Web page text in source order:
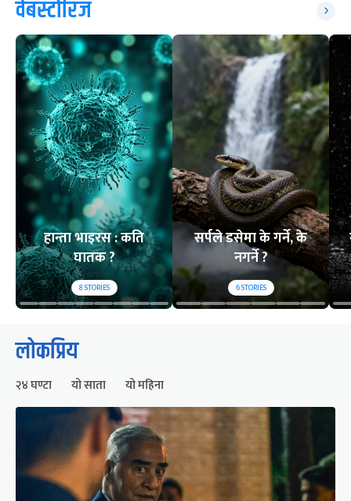
वेबस्टोरिज
हान्ता भाइरस : कति
घातक ?
8STORIES
सर्पले डसेमा के गर्ने, के
नगर्ने ?
6STORIES
लोकप्रिय
२४ घण्टा यो साता यो महिना